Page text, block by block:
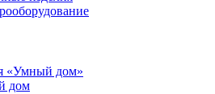
«Умный дом»
дом